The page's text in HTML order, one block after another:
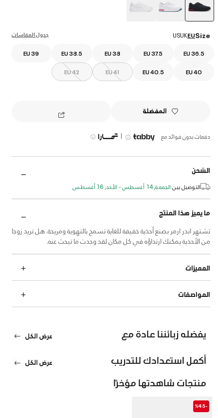
جدول المقاسات Size
EU
UK
US
EU 36.5
EU 37.5
EU 38
EU 38.5
EU 39
EU 40
EU 40.5
EU 41
EU 42
المفضلة
دفعات بدون فوائد مع |
الشحن
التوصيل بين:الجمعة, 14 أغسطس - الأحد, 16 أغسطس
ما يميز هذا المنتج
تشتهر اندر ارمر بصنع أحذية خفيفة للغاية تسمح بالتهوية ومريحة. هل تريد زوجا
من الأحذية يمكنك ارتداؤه في كل مكان لقد وجدت ما تبحث عنه.
المميزات
المواصفات
يفضله زبائننا عادة مع عرض الكل
أكمل استعدادك للتدريب عرض الكل
منتجات شاهدتها مؤخرًا
-%45